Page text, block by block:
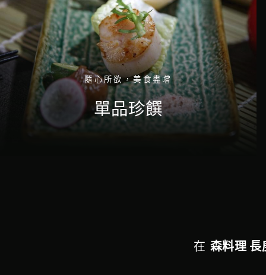
隨心所欲，美食盡嚐
單品珍饌
在 森料理 長